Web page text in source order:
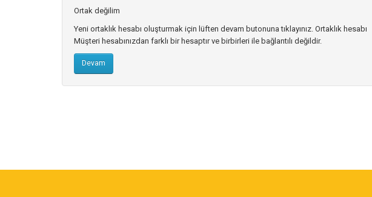
Ortak değilim
Yeni ortaklık hesabı oluşturmak için lüften devam butonuna tıklayınız. Ortaklık hesabı
Müşteri hesabınızdan farklı bir hesaptır ve birbirleri ile bağlantılı değildir.
Devam